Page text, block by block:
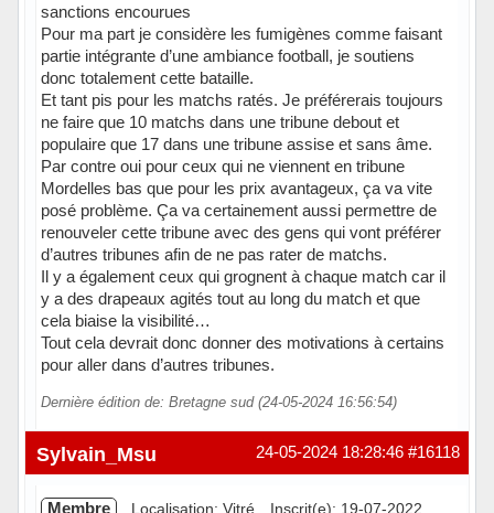
sanctions encourues
Pour ma part je considère les fumigènes comme faisant
partie intégrante d’une ambiance football, je soutiens
donc totalement cette bataille.
Et tant pis pour les matchs ratés. Je préférerais toujours
ne faire que 10 matchs dans une tribune debout et
populaire que 17 dans une tribune assise et sans âme.
Par contre oui pour ceux qui ne viennent en tribune
Mordelles bas que pour les prix avantageux, ça va vite
posé problème. Ça va certainement aussi permettre de
renouveler cette tribune avec des gens qui vont préférer
d’autres tribunes afin de ne pas rater de matchs.
Il y a également ceux qui grognent à chaque match car il
y a des drapeaux agités tout au long du match et que
cela biaise la visibilité…
Tout cela devrait donc donner des motivations à certains
pour aller dans d’autres tribunes.
Dernière édition de: Bretagne sud (24-05-2024 16:56:54)
#16118
24-05-2024 18:28:46
Sylvain_Msu
Membre Localisation: Vitré Inscrit(e): 19-07-2022